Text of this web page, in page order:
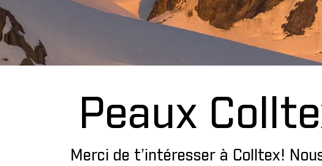
Peaux
Merci de t’intéresser à Colltex!